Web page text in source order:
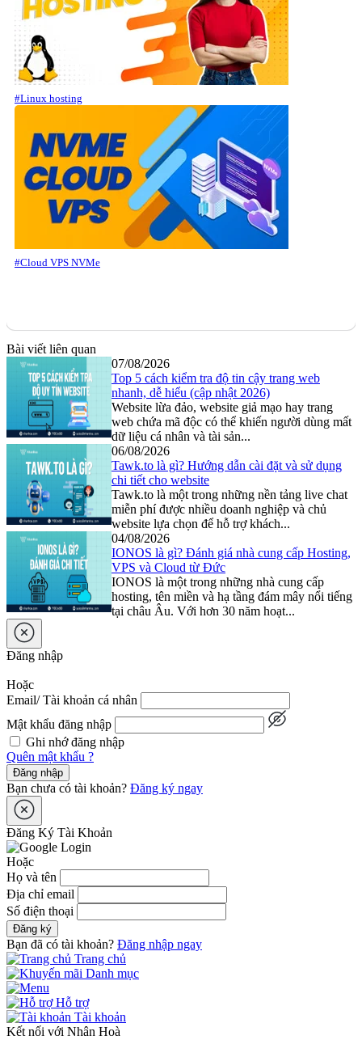
#Linux hosting
#Cloud VPS NVMe
Bài viết liên quan
07/08/2026
Top 5 cách kiểm tra độ tin cậy trang web
nhanh, dễ hiểu (cập nhật 2026)
Website lừa đảo, website giả mạo hay trang
web chứa mã độc có thể khiến người dùng mất
dữ liệu cá nhân và tài sản...
06/08/2026
Tawk.to là gì? Hướng dẫn cài đặt và sử dụng
chi tiết cho website
Tawk.to là một trong những nền tảng live chat
miễn phí được nhiều doanh nghiệp và chủ
website lựa chọn để hỗ trợ khách...
04/08/2026
IONOS là gì? Đánh giá nhà cung cấp Hosting,
VPS và Cloud từ Đức
IONOS là một trong những nhà cung cấp
hosting, tên miền và hạ tầng đám mây nổi tiếng
tại châu Âu. Với hơn 30 năm hoạt...
Đăng nhập
Hoặc
Email/ Tài khoản cá nhân
Mật khẩu đăng nhập
Ghi nhớ đăng nhập
Quên mật khẩu ?
Đăng nhập
Bạn chưa có tài khoản? Đăng ký ngay
Đăng Ký Tài Khoản
Hoặc
Họ và tên
Địa chỉ email
Số điện thoại
Đăng ký
Bạn đã có tài khoản? Đăng nhập ngay
Trang chủ
Danh mục
Hỗ trợ
Tài khoản
Kết nối với Nhân Hoà